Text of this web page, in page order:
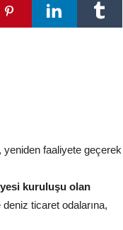
yeniden faaliyete geçerek
kuruluşu olan
ticaret odalarına,